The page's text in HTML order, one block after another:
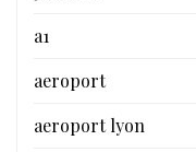
a1
aeroport
aeroport lyon